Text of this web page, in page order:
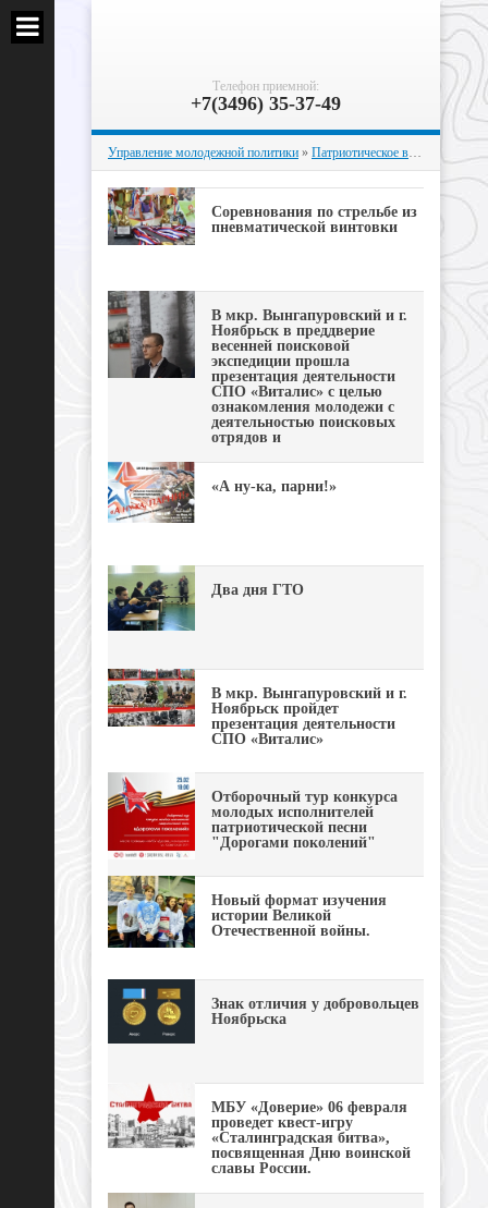
Телефон приемной:
+7(3496) 35-37-49
Управление молодежной политики » Патриотическое воспитание
Соревнования по стрельбе из
пневматической винтовки
В мкр. Вынгапуровский и г.
Ноябрьск в преддверие
весенней поисковой
экспедиции прошла
презентация деятельности
СПО «Виталис» с целью
ознакомления молодежи с
деятельностью поисковых
отрядов и
«А ну-ка, парни!»
Два дня ГТО
В мкр. Вынгапуровский и г.
Ноябрьск пройдет
презентация деятельности
СПО «Виталис»
Отборочный тур конкурса
молодых исполнителей
патриотической песни
"Дорогами поколений"
Новый формат изучения
истории Великой
Отечественной войны.
Знак отличия у добровольцев
Ноябрьска
МБУ «Доверие» 06 февраля
проведет квест-игру
«Сталинградская битва»,
посвященная Дню воинской
славы России.